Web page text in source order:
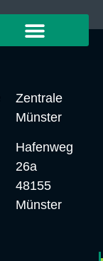
Zentrale
Münster
Hafenweg
26a
48155
Münster